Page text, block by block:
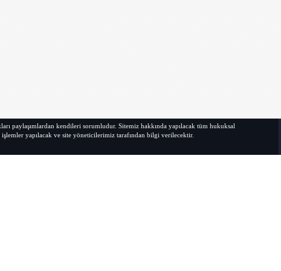
paylaşımlardan kendileri sorumludur. Sitemiz hakkında yapılacak tüm hukuksal
yapılacak ve site yöneticilerimiz tarafından bilgi verilecektir.